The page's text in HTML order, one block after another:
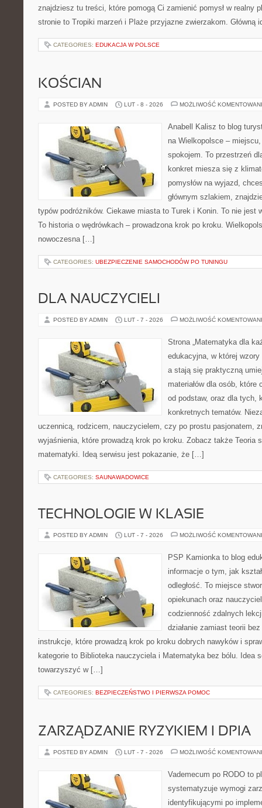
znajdziesz tu treści, które pomogą Ci zamienić pomysł w realny
stronie to Tropiki marzeń i Plaże przyjazne zwierzakom. Główną
CATEGORIES: EDUKACJA W POLSCE
KOŚCIAN
POSTED BY ADMIN LUT - 8 - 2026 MOŻLIWOŚĆ
Anabell Kalisz to blog
na Wielkopolsce –
spokojem. To przestrzeń
konkret miesza się z
pomysłów na wyjazd,
głównym szlakiem,
typów podróżników. Ciekawe miasta to Turek i Konin. To nie jest
To historia o wędrówkach – prowadzona krok po kroku.
nowoczesna […]
CATEGORIES: UBEZPIECZENIE SAMOCHODÓW PO TUNINGU
DLA NAUCZYCIELI
POSTED BY ADMIN LUT - 7 - 2026 MOŻLIWOŚĆ
Strona „Matematyka dla
edukacyjna, w której
a stają się praktyczną
materiałów dla osób,
od podstaw, oraz dla tych,
konkretnych tematów.
uczennicą, rodzicem, nauczycielem, czy po prostu pasjonatem,
wyjaśnienia, które prowadzą krok po kroku. Zobacz także Teoria
matematyki. Ideą serwisu jest pokazanie, że […]
CATEGORIES: SAUNAWADOWICE
TECHNOLOGIE W KLASIE
POSTED BY ADMIN LUT - 7 - 2026 MOŻLIWOŚĆ
PSP Kamionka to blog
informacje o tym, jak
odległość. To miejsce
opiekunach oraz
codzienność zdalnych
działanie zamiast teorii
instrukcje, które prowadzą krok po kroku dobrych nawyków i
kategorie to Biblioteka nauczyciela i Matematyka bez bólu. Idea
towarzyszyć w […]
CATEGORIES: BEZPIECZEŃSTWO I PIERWSZA POMOC
ZARZĄDZANIE RYZYKIEM I DPIA
POSTED BY ADMIN LUT - 7 - 2026 MOŻLIWOŚĆ
Vademecum po RODO to
systematyzuje wymogi
identyfikującymi po